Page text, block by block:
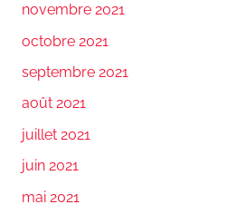
novembre 2021
octobre 2021
septembre 2021
août 2021
juillet 2021
juin 2021
mai 2021